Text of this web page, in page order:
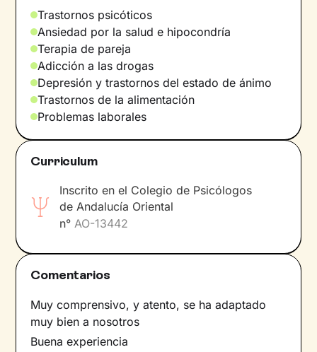
Mi disposición a ayudar a los demás y mi
curiosidad por entender por qué actuamos y
pensamos de determinada forma, es lo que me
llevó a estudiar psicología y a seguir
formándome a día de hoy para poder
entenderte y ayudarte de la mejor forma
posible.
Idiomas
Español.
Trastornos psicóticos
Ansiedad por la salud e hipocondría
Terapia de pareja
Adicción a las drogas
Depresión y trastornos del estado de ánimo
Trastornos de la alimentación
Problemas laborales
Curriculum
Inscrito en el Colegio de Psicólogos
de Andalucía Oriental
n° AO-13442
Comentarios
Muy comprensivo, y atento, se ha adaptado
muy bien a nosotros
Buena experiencia